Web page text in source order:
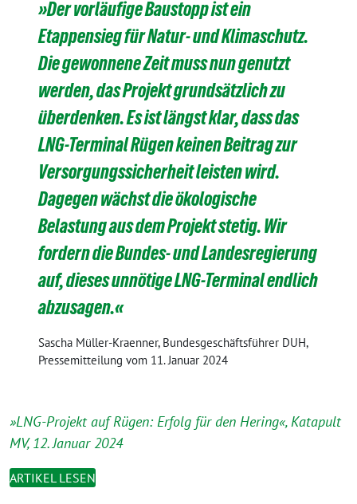
»Der vorläufige Baustopp ist ein
Etappensieg für Natur- und Klimaschutz.
Die gewonnene Zeit muss nun genutzt
werden, das Projekt grundsätzlich zu
überdenken. Es ist längst klar, dass das
LNG-Terminal Rügen keinen Beitrag zur
Versorgungssicherheit leisten wird.
Dagegen wächst die ökologische
Belastung aus dem Projekt stetig. Wir
fordern die Bundes- und Landesregierung
auf, dieses unnötige LNG-Terminal endlich
abzusagen.«
Sascha Müller-Kraenner, Bundesgeschäftsführer DUH,
Pressemitteilung vom 11. Januar 2024
»LNG-Projekt auf Rügen: Erfolg für den Hering«, Katapult
MV, 12. Januar 2024
ARTIKEL LESEN